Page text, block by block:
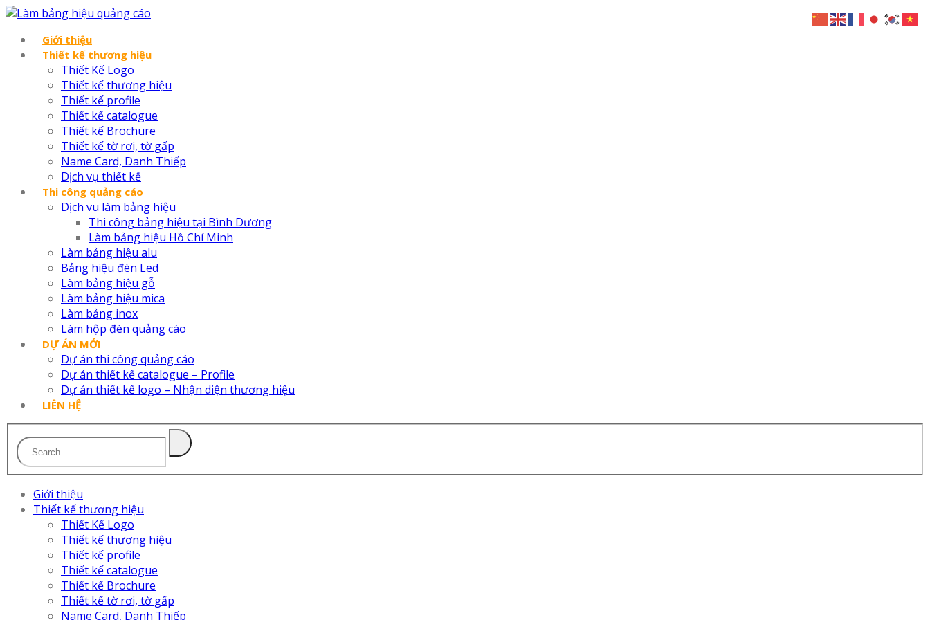
Giới thiệu
Thiết kế thương hiệu
Thiết Kế Logo
Thiết kế thương hiệu
Thiết kế profile
Thiết kế catalogue
Thiết kế Brochure
Thiết kế tờ rơi, tờ gấp
Name Card, Danh Thiếp
Dịch vụ thiết kế
Thi công quảng cáo
Dịch vu làm bảng hiệu
Thi công bảng hiệu tại Bình Dương
Làm bảng hiệu Hồ Chí Minh
Làm bảng hiệu alu
Bảng hiệu đèn Led
Làm bảng hiệu gỗ
Làm bảng hiệu mica
Làm bảng inox
Làm hộp đèn quảng cáo
DỰ ÁN MỚI
Dự án thi công quảng cáo
Dự án thiết kế catalogue – Profile
Dự án thiết kế logo – Nhận diện thương hiệu
LIÊN HỆ
Giới thiệu
Thiết kế thương hiệu
Thiết Kế Logo
Thiết kế thương hiệu
Thiết kế profile
Thiết kế catalogue
Thiết kế Brochure
Thiết kế tờ rơi, tờ gấp
Name Card, Danh Thiếp